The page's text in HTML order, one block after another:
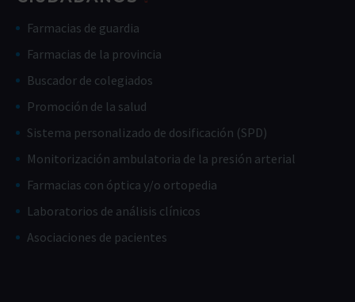
Farmacias de guardia
Farmacias de la provincia
Buscador de colegiados
Promoción de la salud
Sistema personalizado de dosificación (SPD)
Monitorización ambulatoria de la presión arterial
Farmacias con óptica y/o ortopedia
Laboratorios de análisis clínicos
Asociaciones de pacientes